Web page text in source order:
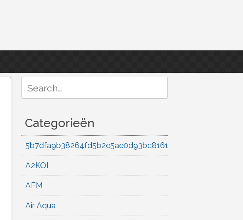
for:
Categorieën
5b7dfa9b38264fd5b2e5ae0d93bc8161
A2KOI
AEM
Air Aqua